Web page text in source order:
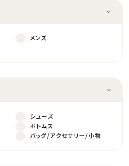
メンズ
シューズ
ボトムス
バッグ/アクセサリー/小物